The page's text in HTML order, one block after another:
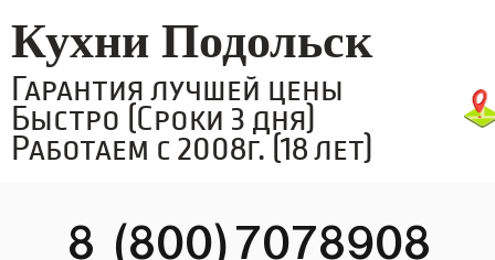
Кухни Подольск
Гарантия лучшей цены
Быстро (Сроки 3 дня)
Работаем с 2008г. (18 лет)
8 (800)7078908